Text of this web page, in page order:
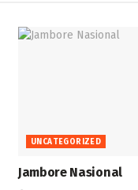
UNCATEGORIZED
Jambore Nasional